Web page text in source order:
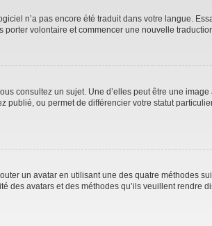
n’a pas encore été traduit dans votre langue.
volontaire et commencer une nouvelle
consultez un sujet. Une d’elles peut être une
ou permet de différencier votre statut
un avatar en utilisant une des quatre méthodes
avatars et des méthodes qu’ils veuillent